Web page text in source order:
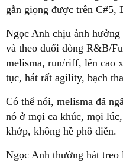
gằn giọng được trên C#5,
Ngọc Anh chịu ảnh
và theo đuổi dòng R&B/
melisma, run/riff, lên cao
tục, hát rất agility, bạch
Có thể nói, melisma đã
nó ở mọi ca khúc, mọi
khớp, không hề phô diễn.
Ngọc Anh thường hát